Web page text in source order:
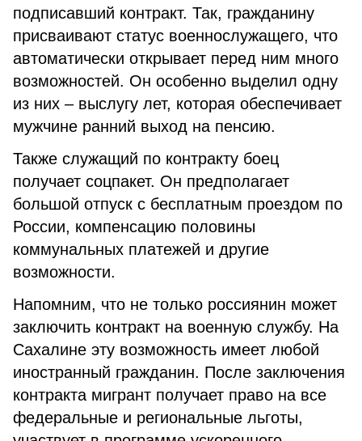
подписавший контракт. Так, гражданину
присваивают статус военнослужащего, что
автоматически открывает перед ним много
возможностей. Он особенно выделил одну
из них – выслугу лет, которая обеспечивает
мужчине ранний выход на пенсию.
Также служащий по контракту боец
получает соцпакет. Он предполагает
большой отпуск с бесплатным проездом по
России, компенсацию половины
коммунальных платежей и другие
возможности.
Напомним, что не только россиянин может
заключить контракт на военную службу. На
Сахалине эту возможность имеет любой
иностранный гражданин. После заключения
контракта мигрант получает право на все
федеральные и региональные льготы,